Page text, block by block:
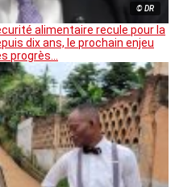
© DR
alimentaire recule pour la
dix ans, le prochain enjeu
progrès…